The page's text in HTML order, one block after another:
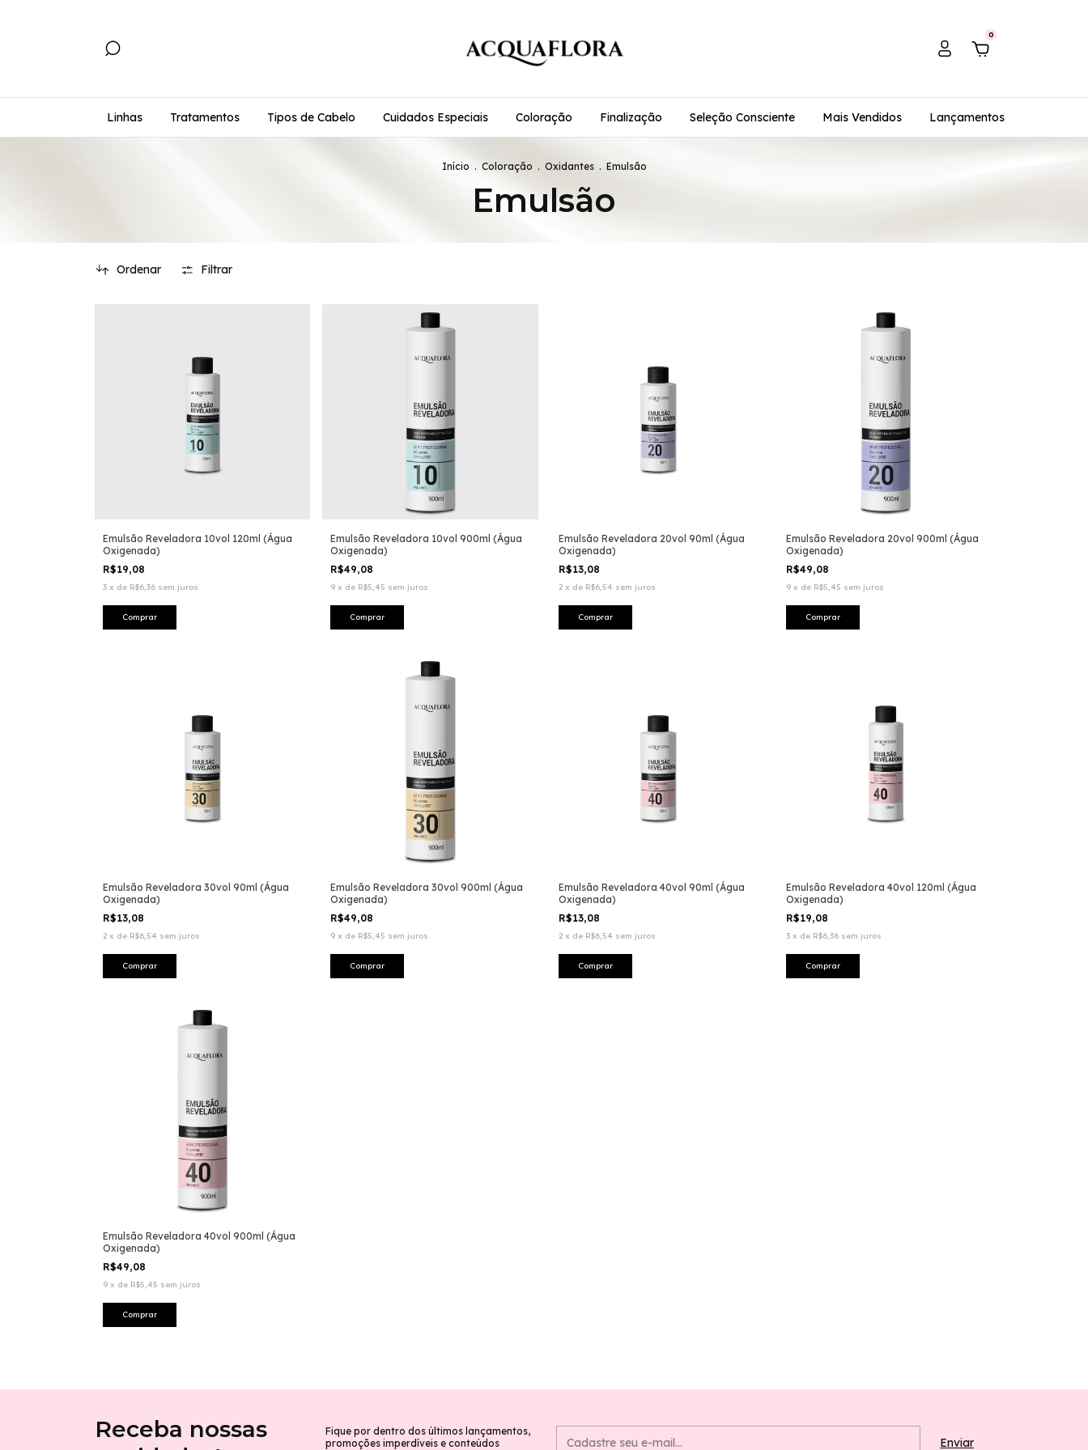
0
Linhas Tratamentos Tipos de Cabelo Cuidados Especiais Coloração Finalização Seleção Consciente Mais Vendidos Lançamentos
Início . Coloração . Oxidantes . Emulsão
Emulsão
Ordenar Filtrar
Emulsão Reveladora 10vol 120ml (Água
Oxigenada)
R$19,08
3 x de R$6,36 sem juros
Emulsão Reveladora 10vol 900ml (Água
Oxigenada)
R$49,08
9 x de R$5,45 sem juros
Emulsão Reveladora 20vol 90ml (Água
Oxigenada)
R$13,08
2 x de R$6,54 sem juros
Emulsão Reveladora 20vol 900ml (Água
Oxigenada)
R$49,08
9 x de R$5,45 sem juros
Emulsão Reveladora 30vol 90ml (Água
Oxigenada)
R$13,08
2 x de R$6,54 sem juros
Emulsão Reveladora 30vol 900ml (Água
Oxigenada)
R$49,08
9 x de R$5,45 sem juros
Emulsão Reveladora 40vol 90ml (Água
Oxigenada)
R$13,08
2 x de R$6,54 sem juros
Emulsão Reveladora 40vol 120ml (Água
Oxigenada)
R$19,08
3 x de R$6,36 sem juros
Emulsão Reveladora 40vol 900ml (Água
Oxigenada)
R$49,08
9 x de R$5,45 sem juros
Receba nossas
Fique por dentro dos últimos lançamentos,
promoções imperdíveis e conteúdos